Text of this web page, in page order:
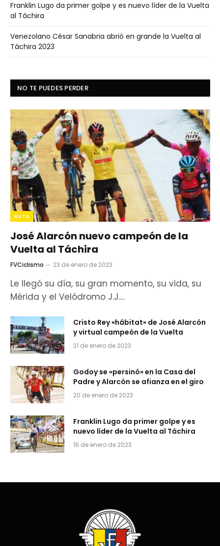
Franklin Lugo da primer golpe y es nuevo líder de la Vuelta
al Táchira
Venezolano César Sanabria abrió en grande la Vuelta al
Táchira 2023
NO TE PUEDES PERDER
RUTA
José Alarcón nuevo campeón de la
Vuelta al Táchira
FVCiclismo 23 de enero de 2023
Le llegó su día, su gran momento, su vida, su
Mérida y el Velódromo J.J.…
Cristo Rey «hábitat» de José Alarcón
y virtual campeón de la Vuelta
21 de enero de 2023
Godoy se «persinó» en la Casa del
Padre y Alarcón se afianza en el giro
20 de enero de 2023
Franklin Lugo da primer golpe y es
nuevo líder de la Vuelta al Táchira
16 de enero de 2023